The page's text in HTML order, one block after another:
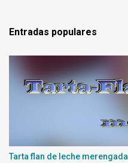
r
i
o
Entradas populares
Tarta flan de leche merengada